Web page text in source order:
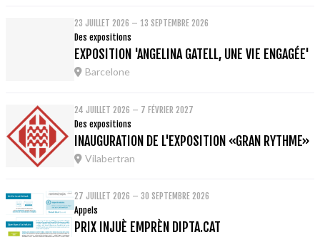
23 JUILLET 2026 – 13 SEPTEMBRE 2026
Des expositions
EXPOSITION 'ANGELINA GATELL, UNE VIE ENGAGÉE'
Barcelone
24 JUILLET 2026 – 7 FÉVRIER 2027
Des expositions
INAUGURATION DE L'EXPOSITION «GRAN RYTHME»
Vilabertran
27 JUILLET 2026 – 30 SEPTEMBRE 2026
Appels
PRIX INJUÈ EMPRÈN DIPTA.CAT